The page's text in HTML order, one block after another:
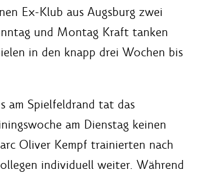
Ex-Klub aus Augsburg zwei
und Montag Kraft tanken
in den knapp drei Wochen bis
am Spielfeldrand tat das
am Dienstag keinen
Oliver Kempf trainierten nach
individuell weiter. Während